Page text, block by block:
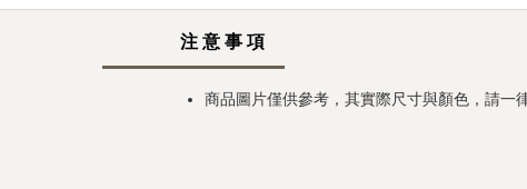
注 意 事 項
商品圖片僅供參考，其實際尺寸與顏色，請一